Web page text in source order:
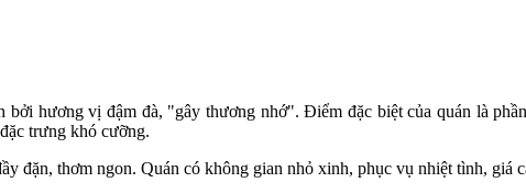
hương vị đậm đà, "gây thương nhớ". Điểm đặc biệt của quán là
trưng khó cưỡng.
đặn, thơm ngon. Quán có không gian nhỏ xinh, phục vụ nhiệt tình,